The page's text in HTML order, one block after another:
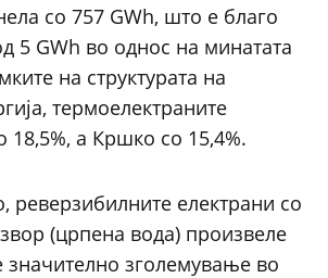
со 757 GWh, што е благо
5 GWh во однос на минатата
на структурата на
термоелектраните
18,5%, а Кршко со 15,4%.
реверзибилните електрани со
(црпена вода) произвеле
значително зголемување во